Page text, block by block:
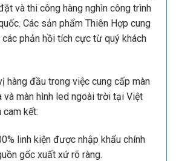
và thi công hàng nghìn công trình
Các sản phẩm Thiên Hợp cung
phản hồi tích cực từ quý khách
hàng đầu trong việc cung cấp màn
và màn hình led ngoài trời tại Việt
cam kết:
linh kiện được nhập khẩu chính
gốc xuất xứ rõ ràng.